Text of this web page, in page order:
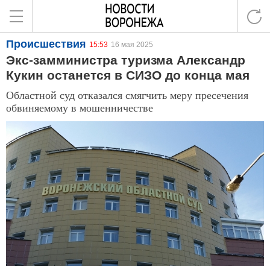
Происшествия 15:53 16 мая 2025
Экс-замминистра туризма Александр
Кукин останется в СИЗО до конца мая
Областной суд отказался смягчить меру пресечения
обвиняемому в мошенничестве